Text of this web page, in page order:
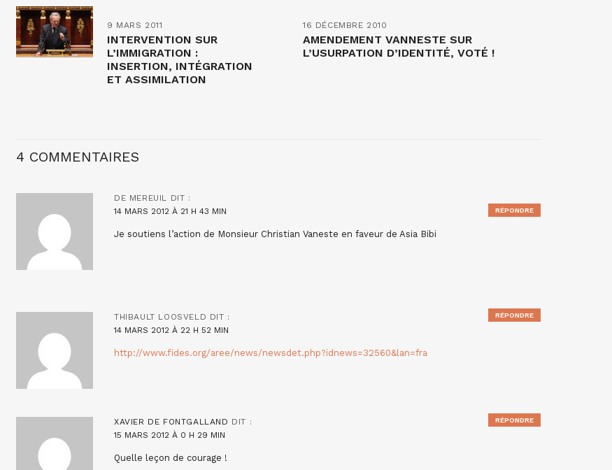
9 MARS 2011
INTERVENTION SUR
L’IMMIGRATION :
INSERTION, INTÉGRATION
ET ASSIMILATION
16 DÉCEMBRE 2010
AMENDEMENT VANNESTE SUR
L’USURPATION D’IDENTITÉ, VOTÉ !
4 COMMENTAIRES
DE MEREUIL DIT :
14 MARS 2012 À 21 H 43 MIN
Je soutiens l’action de Monsieur Christian Vaneste en faveur de Asia Bibi
RÉPONDRE
THIBAULT LOOSVELD DIT :
14 MARS 2012 À 22 H 52 MIN
http://www.fides.org/aree/news/newsdet.php?idnews=32560&lan=fra
RÉPONDRE
XAVIER DE FONTGALLAND DIT :
15 MARS 2012 À 0 H 29 MIN
Quelle leçon de courage !
RÉPONDRE